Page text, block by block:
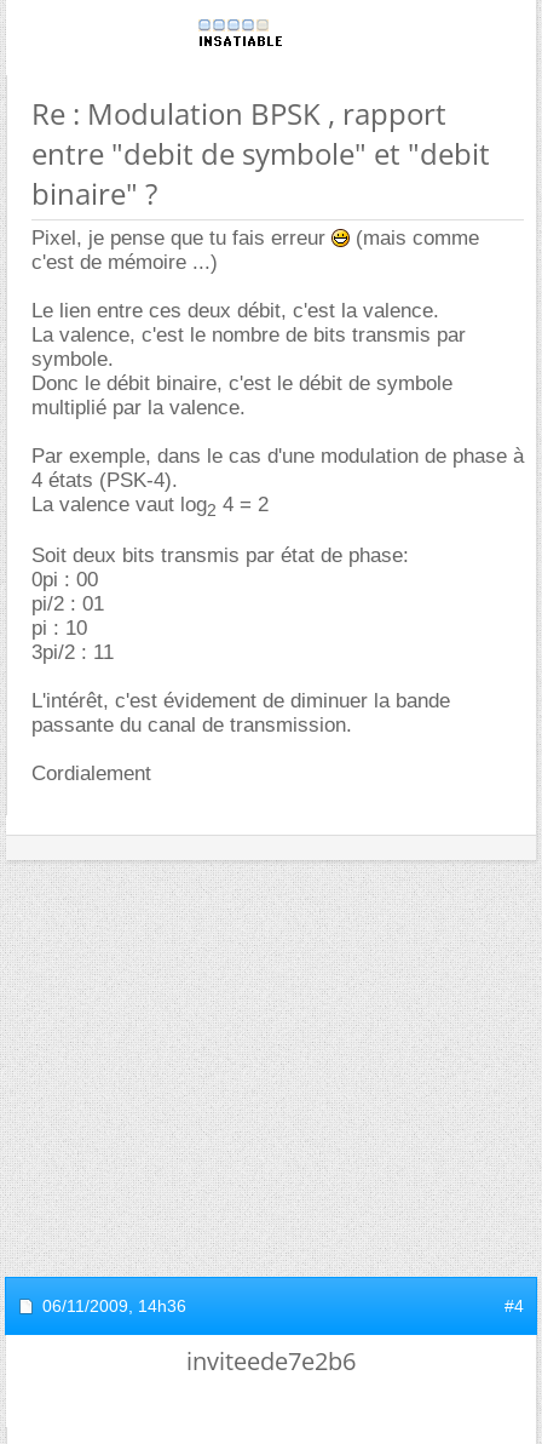
Re : Modulation BPSK , rapport
entre "debit de symbole" et "debit
binaire" ?
Pixel, je pense que tu fais erreur
(mais comme
c'est de mémoire ...)
Le lien entre ces deux débit, c'est la valence.
La valence, c'est le nombre de bits transmis par
symbole.
Donc le débit binaire, c'est le débit de symbole
multiplié par la valence.
Par exemple, dans le cas d'une modulation de phase à
4 états (PSK-4).
La valence vaut log2 4 = 2
Soit deux bits transmis par état de phase:
0pi : 00
pi/2 : 01
pi : 10
3pi/2 : 11
L'intérêt, c'est évidement de diminuer la bande
passante du canal de transmission.
Cordialement
06/11/2009, 14h36 #4
inviteede7e2b6